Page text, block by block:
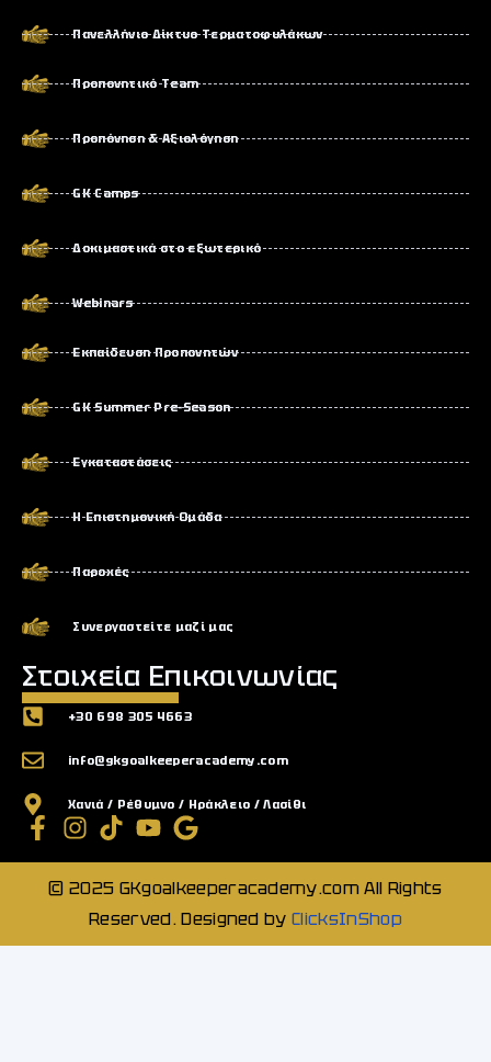
Πανελλήνιο Δίκτυο Τερματοφυλάκων
Προπονητικό Team
Προπόνηση & Αξιολόγηση
GK Camps
Δοκιμαστικά στο εξωτερικό
Webinars
Εκπαίδευση Προπονητών
GK Summer Pre-Season
Εγκαταστάσεις
Η Επιστημονική Ομάδα
Παροχές
Συνεργαστείτε μαζί μας
Στοιχεία Επικοινωνίας
+30 698 305 4663
info@gkgoalkeeperacademy.com
Χανιά / Ρέθυμνο / Ηράκλειο / Λασίθι
© 2025 GKgoalkeeperacademy.com All Rights
Reserved. Designed byClicksInShop